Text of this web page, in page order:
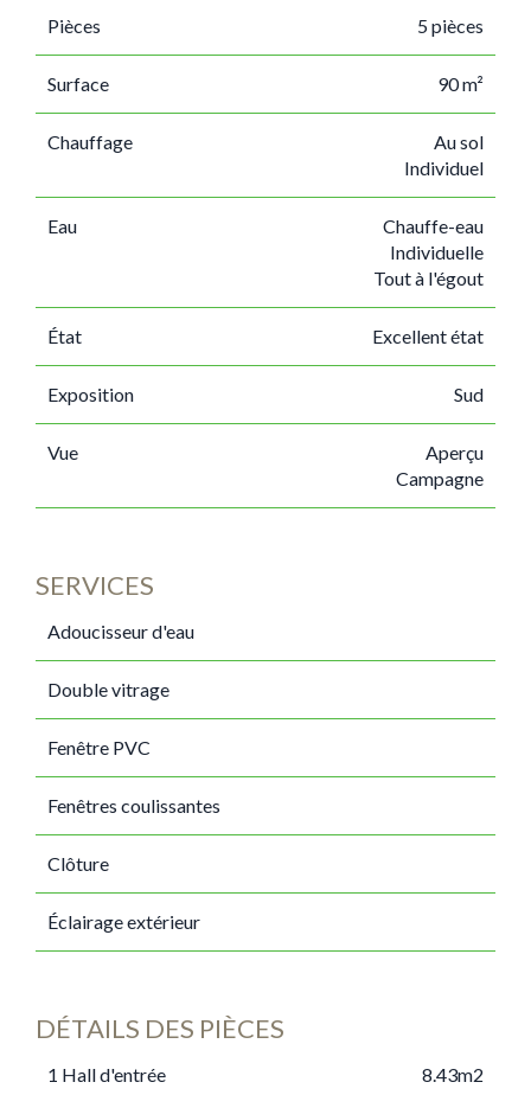
Pièces 5 pièces
Surface 90 m²
Chauffage
Au sol
Individuel
Eau
Chauffe-eau
Individuelle
Tout à l'égout
État Excellent état
Exposition Sud
Vue
Aperçu
Campagne
SERVICES
Adoucisseur d'eau
Double vitrage
Fenêtre PVC
Fenêtres coulissantes
Clôture
Éclairage extérieur
DÉTAILS DES PIÈCES
1 Hall d'entrée 8.43m2